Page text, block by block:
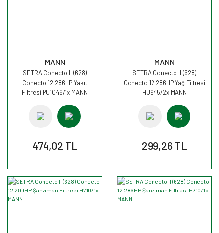
MANN
SETRA Conecto II (628)
Conecto 12 286HP Yakıt
Filtresi PU1046/1x MANN
474,02 TL
MANN
SETRA Conecto II (628)
Conecto 12 286HP Yağ Filtresi
HU945/2x MANN
299,26 TL